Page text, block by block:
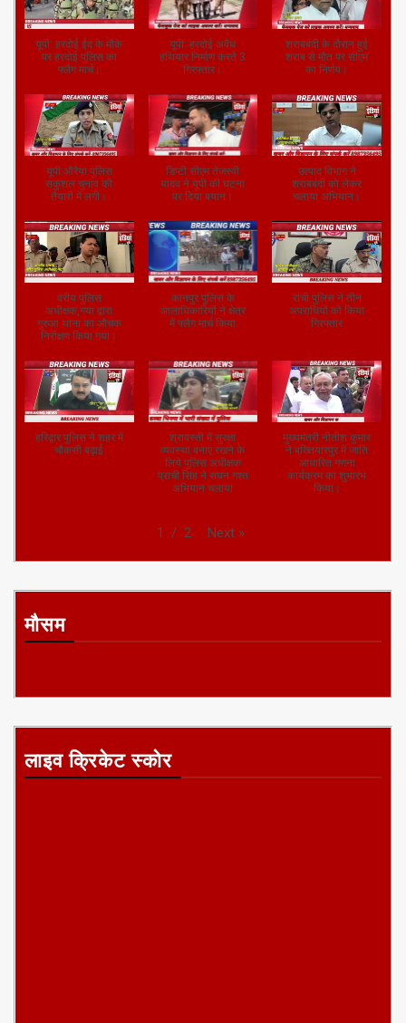
यूपी: हरदोई ईद के मौके
पर हरदोई पुलिस का
फ्लैग मार्च।
यूपी: हरदोई अवैध
हथियार निर्माण करते 3
गिरफ्तार।
शराबबंदी के दौरान हुई
शराब से मौत पर सीएम
का निर्णय।
यूपी:औरैया पुलिस
सकुशल चुनाव की
तैयारी में लगी।
डिप्टी सीएम तेजस्वी
यादव ने यूपी की घटना
पर दिया बयान।
उत्पाद विभाग ने
शराबबंदी को लेकर
चलाया अभियान।
वरीय पुलिस
अधीक्षक,गया द्वारा
गुरुआ थाना का औचक
निरीक्षण किया गया।
कानपुर पुलिस के
आलाधिकारियों ने क्षेत्र
में फ्लैग मार्च किया
रांची पुलिस ने तीन
अपराधियों को किया
गिरफ्तार
हरिद्वार पुलिस ने शहर में
चौकसी बढ़ाई
श्रावस्ती में सुरक्षा
व्यवस्था बनाए रखने के
लिये पुलिस अधीक्षक
प्राची सिंह ने सघन गश्त
अभियान चलाया
मुख्यमंत्री नीतीश कुमार
ने बख्तियारपुर में जाति
आधारित गणना
कार्यक्रम का शुभारंभ
किया।
1 / 2 Next »
मौसम
लाइव क्रिकेट स्कोर